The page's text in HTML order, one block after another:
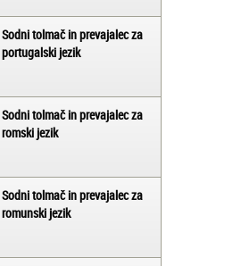
Sodni tolmač in prevajalec za
portugalski jezik
Sodni tolmač in prevajalec za
romski jezik
Sodni tolmač in prevajalec za
romunski jezik